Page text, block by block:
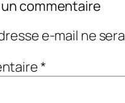
commentaire
e-mail ne
*